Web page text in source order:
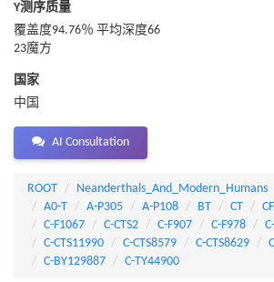
Y测序质量
覆盖度94.76％ 平均深度66
23魔方
国家
中国
AI Consultation
ROOT Neanderthals_And_Modern_Humans
A0-T
A-P305 A-P108 BT CT CF
C-F1067
C-CTS2 C-F907 C-F978
C-CTS11990
C-CTS8579 C-CTS8629
C-BY129887
C-TY44900